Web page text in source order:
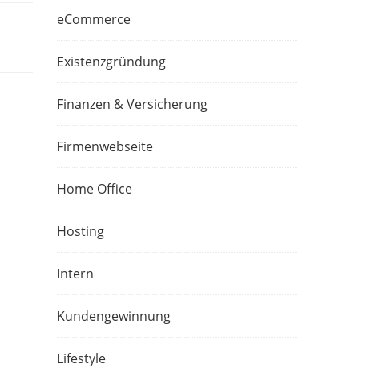
eCommerce
Existenzgründung
Finanzen & Versicherung
Firmenwebseite
Home Office
Hosting
Intern
Kundengewinnung
Lifestyle